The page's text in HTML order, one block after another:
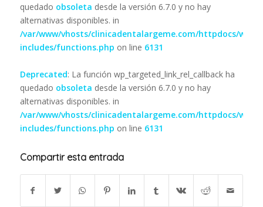
quedado obsoleta desde la versión 6.7.0 y no hay
alternativas disponibles. in
/var/www/vhosts/clinicadentalargeme.com/httpdocs/wp-
includes/functions.php on line 6131
Deprecated: La función wp_targeted_link_rel_callback ha
quedado obsoleta desde la versión 6.7.0 y no hay
alternativas disponibles. in
/var/www/vhosts/clinicadentalargeme.com/httpdocs/wp-
includes/functions.php on line 6131
Compartir esta entrada